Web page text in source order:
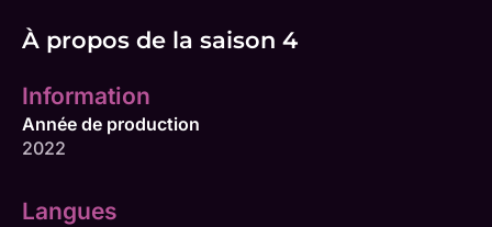
À propos de la saison 4
Information
Année de production
2022
Langues